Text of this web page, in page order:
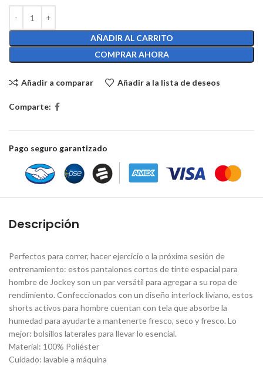
AÑADIR AL CARRITO
COMPRAR AHORA
Añadir a comparar Añadir a la lista de deseos
Comparte:
Pago seguro garantizado
Descripción
Perfectos para correr, hacer ejercicio o la próxima sesión de
entrenamiento: estos pantalones cortos de tinte espacial para
hombre de Jockey son un par versátil para agregar a su ropa de
rendimiento. Confeccionados con un diseño interlock liviano, estos
shorts activos para hombre cuentan con tela que absorbe la
humedad para ayudarte a mantenerte fresco, seco y fresco. Lo
mejor: bolsillos laterales para llevar lo esencial.
Material: 100% Poliéster
Cuidado: lavable a máquina